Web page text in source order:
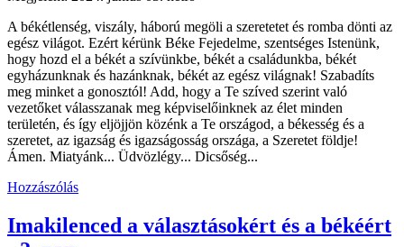
A békétlenség, viszály, háború megöli a szeretetet és romba dönti az
egész világot. Ezért kérünk Béke Fejedelme, szentséges Istenünk,
hogy hozd el a békét a szívünkbe, békét a családunkba, békét
egyházunknak és hazánknak, békét az egész világnak! Szabadíts
meg minket a gonosztól! Add, hogy a Te szíved szerint való
vezetőket válasszanak meg képviselőinknek az élet minden
területén, és így eljöjjön közénk a Te országod, a békesség és a
szeretet, az igazság és igazságosság országa, a Szeretet földje!
Ámen. Miatyánk... Üdvözlégy... Dicsőség...
Hozzászólás
Imakilenced a választásokért és a békéért